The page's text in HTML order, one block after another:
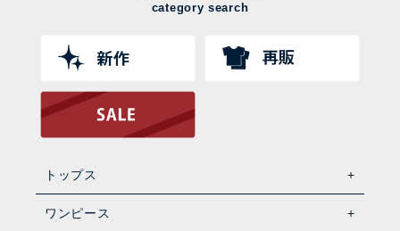
category search
トップス
ワンピース